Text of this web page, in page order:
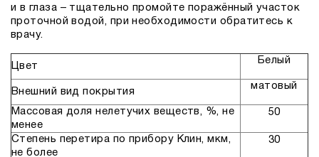
и в глаза – тщательно промойте поражённый участок
проточной водой, при необходимости обратитесь к
врачу.
Цвет
Белый
Внешний вид покрытия
матовый
Массовая доля нелетучих веществ, %, не
менее
50
Степень перетира по прибору Клин, мкм,
не более
30